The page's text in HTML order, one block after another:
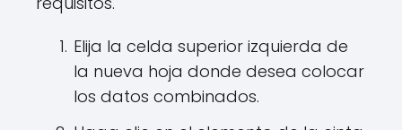
Elija la celda superior izquierda de
la nueva hoja donde desea colocar
los datos combinados.